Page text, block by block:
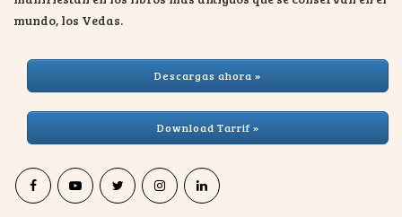
mundo, los Vedas.
Descargas ahora »
Download Tarrif »